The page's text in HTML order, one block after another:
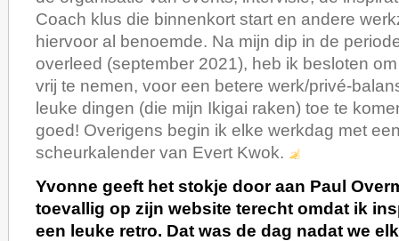
Coach klus die binnenkort start en andere
hiervoor al benoemde. Na mijn dip in de
overleed (september 2021), heb ik besloten
vrij te nemen, voor een betere werk/privé-
leuke dingen (die mijn Ikigai raken) toe te
goed! Overigens begin ik elke werkdag met
scheurkalender van Evert Kwok.
Yvonne geeft het stokje door aan Paul
toevallig op zijn website terecht omdat ik
een leuke retro. Dat was de dag nadat we